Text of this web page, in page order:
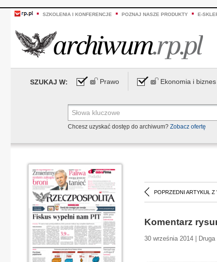
SZKOLENIA I KONFERENCJE POZNAJ NASZE PRODUKTY E-
SZUKAJ W: Prawo Ekonomia i biznes
Chcesz uzyskać dostęp do archiwum? Zobacz ofertę
POPRZEDNI ARTYKUŁ Z
Komentarz
30 września 2014 |